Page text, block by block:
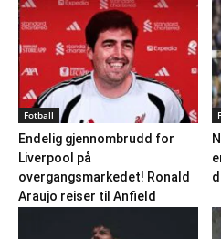
Fotball
Endelig gjennombrudd for
Liverpool på
overgangsmarkedet! Ronald
Araujo reiser til Anfield